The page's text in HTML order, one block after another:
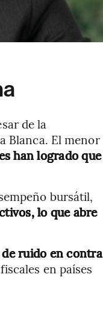
de la
Blanca. El menor
han logrado que
bursátil,
lo que abre
ruido en contra
en países